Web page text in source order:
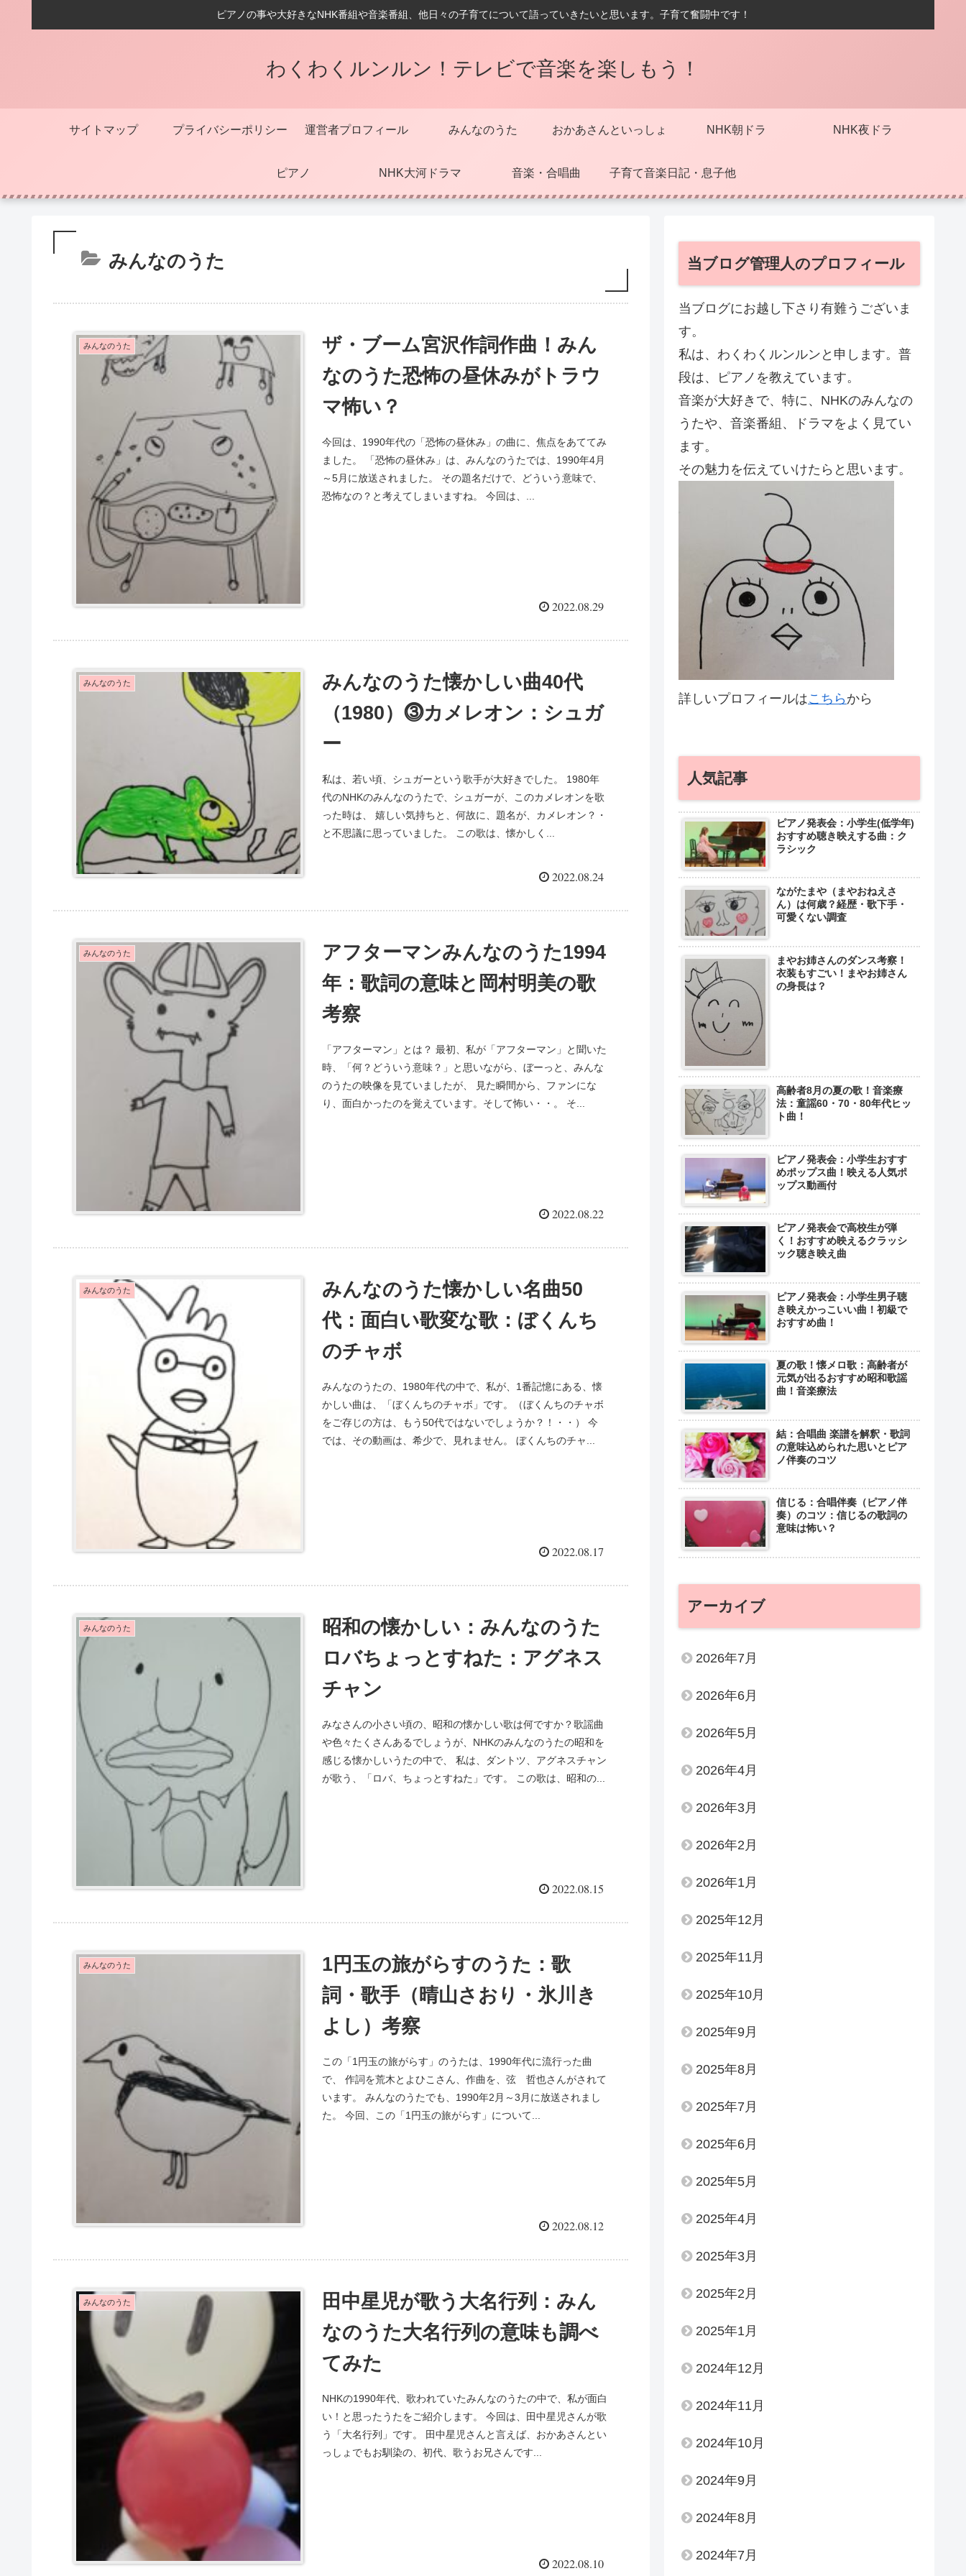
ピアノの事や大好きなNHK番組や音楽番組、他日々の子育てについて語っていきたいと思います。子育て奮闘中です！
わくわくルンルン！テレビで音楽を楽しもう！
サイトマップ プライバシーポリシー 運営者プロフィール みんなのうた おかあさんといっしょ NHK朝ドラ NHK夜ドラ
ピアノ NHK大河ドラマ 音楽・合唱曲 子育て音楽日記・息子他
みんなのうた
みんなのうた
ザ・ブーム宮沢作詞作曲！みん
なのうた恐怖の昼休みがトラウ
マ怖い？
今回は、1990年代の「恐怖の昼休み」の曲に、焦点をあててみ
ました。 「恐怖の昼休み」は、みんなのうたでは、1990年4月
～5月に放送されました。 その題名だけで、どういう意味で、
恐怖なの？と考えてしまいますね。 今回は、...
2022.08.29
みんなのうた
みんなのうた懐かしい曲40代
（1980）⓷カメレオン：シュガ
ー
私は、若い頃、シュガーという歌手が大好きでした。 1980年
代のNHKのみんなのうたで、シュガーが、このカメレオンを歌
った時は、 嬉しい気持ちと、何故に、題名が、カメレオン？・
と不思議に思っていました。 この歌は、懐かしく...
2022.08.24
みんなのうた
アフターマンみんなのうた1994
年：歌詞の意味と岡村明美の歌
考察
「アフターマン」とは？ 最初、私が「アフターマン」と聞いた
時、「何？どういう意味？」と思いながら、ぼーっと、みんな
のうたの映像を見ていましたが、 見た瞬間から、ファンにな
り、面白かったのを覚えています。そして怖い・・。 そ...
2022.08.22
みんなのうた
みんなのうた懐かしい名曲50
代：面白い歌変な歌：ぼくんち
のチャボ
みんなのうたの、1980年代の中で、私が、1番記憶にある、懐
かしい曲は、「ぼくんちのチャボ」です。（ぼくんちのチャボ
をご存じの方は、もう50代ではないでしょうか？！・・） 今
では、その動画は、希少で、見れません。 ぼくんちのチャ...
2022.08.17
みんなのうた
昭和の懐かしい：みんなのうた
ロバちょっとすねた：アグネス
チャン
みなさんの小さい頃の、昭和の懐かしい歌は何ですか？歌謡曲
や色々たくさんあるでしょうが、NHKのみんなのうたの昭和を
感じる懐かしいうたの中で、 私は、ダントツ、アグネスチャン
が歌う、「ロバ、ちょっとすねた」です。 この歌は、昭和の...
2022.08.15
みんなのうた
1円玉の旅がらすのうた：歌
詞・歌手（晴山さおり・氷川き
よし）考察
この「1円玉の旅がらす」のうたは、1990年代に流行った曲
で、 作詞を荒木とよひこさん、作曲を、弦 哲也さんがされて
います。 みんなのうたでも、1990年2月～3月に放送されまし
た。 今回、この「1円玉の旅がらす」について...
2022.08.12
みんなのうた
田中星児が歌う大名行列：みん
なのうた大名行列の意味も調べ
てみた
NHKの1990年代、歌われていたみんなのうたの中で、私が面白
い！と思ったうたをご紹介します。 今回は、田中星児さんが歌
う「大名行列」です。 田中星児さんと言えば、おかあさんとい
っしょでもお馴染の、初代、歌うお兄さんです...
2022.08.10
当ブログ管理人のプロフィール
当ブログにお越し下さり有難うございま
す。
私は、わくわくルンルンと申します。普
段は、ピアノを教えています。
音楽が大好きで、特に、NHKのみんなの
うたや、音楽番組、ドラマをよく見てい
ます。
その魅力を伝えていけたらと思います。
詳しいプロフィールはこちら から
人気記事
ピアノ発表会：小学生(低学年)
おすすめ聴き映えする曲：ク
ラシック
ながたまや（まやおねえさ
ん）は何歳？経歴・歌下手・
可愛くない調査
まやお姉さんのダンス考察！
衣装もすごい！まやお姉さん
の身長は？
高齢者8月の夏の歌！音楽療
法：童謡60・70・80年代ヒッ
ト曲！
ピアノ発表会：小学生おすす
めポップス曲！映える人気ポ
ップス動画付
ピアノ発表会で高校生が弾
く！おすすめ映えるクラッシ
ック聴き映え曲
ピアノ発表会：小学生男子聴
き映えかっこいい曲！初級で
おすすめ曲！
夏の歌！懐メロ歌：高齢者が
元気が出るおすすめ昭和歌謡
曲！音楽療法
結：合唱曲 楽譜を解釈・歌詞
の意味込められた思いとピア
ノ伴奏のコツ
信じる：合唱伴奏（ピアノ伴
奏）のコツ：信じるの歌詞の
意味は怖い？
アーカイブ
2026年7月
2026年6月
2026年5月
2026年4月
2026年3月
2026年2月
2026年1月
2025年12月
2025年11月
2025年10月
2025年9月
2025年8月
2025年7月
2025年6月
2025年5月
2025年4月
2025年3月
2025年2月
2025年1月
2024年12月
2024年11月
2024年10月
2024年9月
2024年8月
2024年7月